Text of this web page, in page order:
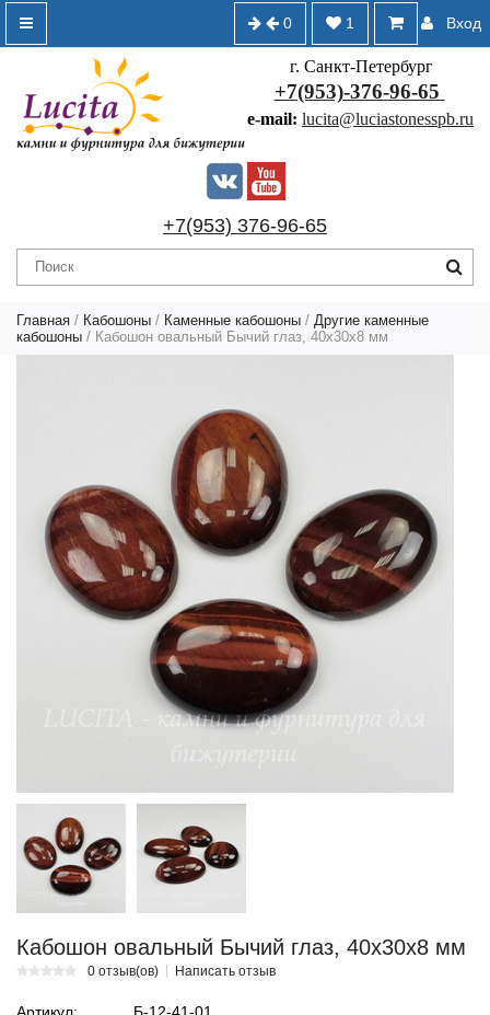
Вход
1
0
г. Санкт-Петербург
+7(953)-376-96-65
e-mail: lucita@luciastonesspb.ru
+7(953) 376-96-65
Главная / Кабошоны / Каменные кабошоны / Другие каменные
кабошоны / Кабошон овальный Бычий глаз, 40х30х8 мм
Кабошон овальный Бычий глаз, 40х30х8 мм
0 отзыв(ов) Написать отзыв